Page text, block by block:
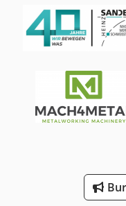
yatak üzerinde çok
teleskopik kızak
makinesinden geliyor
1FT6134-6AB71-1AG2
Chjdpothuzpofx
2000 mm Toplam
durumda